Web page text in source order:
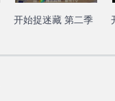
开始捉迷藏 第二季